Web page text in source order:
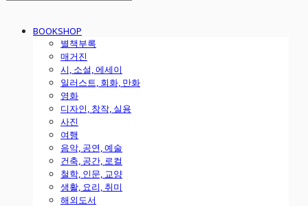
BOOKSHOP
별책부록
매거진
시, 소설, 에세이
일러스트, 회화, 만화
영화
디자인, 창작, 실용
사진
여행
음악, 공연, 예술
건축, 공간, 로컬
철학, 인문, 교양
생활, 요리, 취미
해외도서